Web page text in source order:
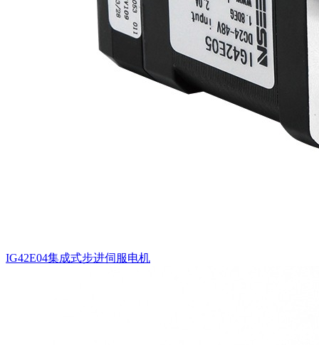
IG42E04集成式步进伺服电机